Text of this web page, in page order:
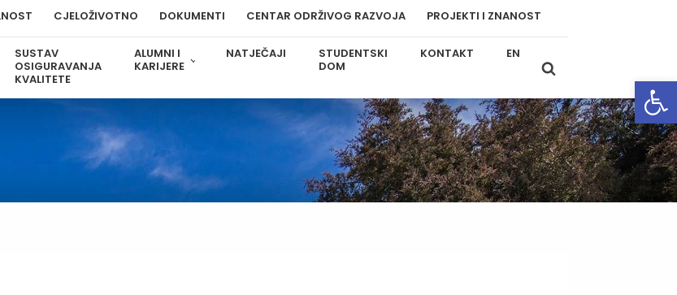
CJELOŽIVOTNO DOKUMENTI CENTAR ODRŽIVOG RAZVOJA PROJEKTI I ZNANOST
SUSTAV
OSIGURAVANJA
KVALITETE
ALUMNI I
KARIJERE
NATJEČAJI
STUDENTSKI
DOM
KONTAKT EN